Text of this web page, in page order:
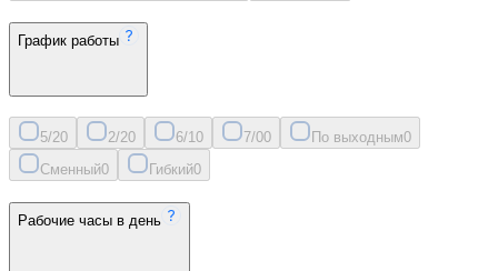
График работы
5/20 2/20 6/10 7/00 По выходным0
Сменный0 Гибкий0
Рабочие часы в день